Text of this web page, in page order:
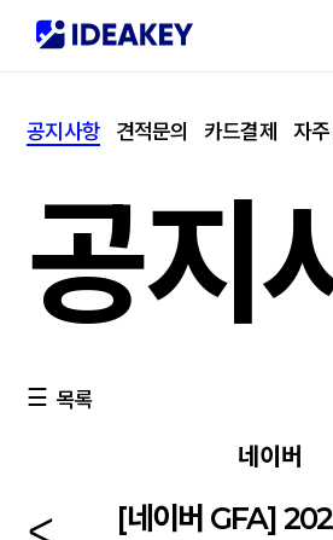
고객센터
공지사항 견적문의 카드결제 자
공지
목록
네이버
[네이버 GFA]